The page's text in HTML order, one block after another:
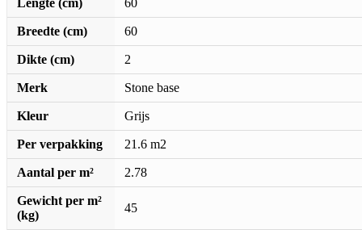
Lengte (cm) 60
Breedte (cm) 60
Dikte (cm) 2
Merk Stone base
Kleur Grijs
Per verpakking 21.6 m2
Aantal per m² 2.78
Gewicht per m²
(kg)
45